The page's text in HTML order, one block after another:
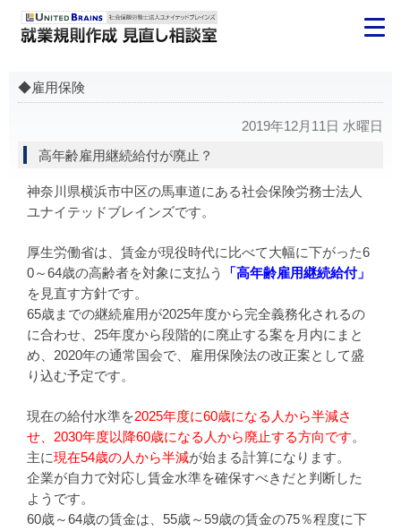
◆雇用保険
2019年12月11日 水曜日
高年齢雇用継続給付が廃止？
神奈川県横浜市中区の馬車道にある社会保険労務士法人
ユナイテッドブレインズです。
厚生労働省は、賃金が現役時代に比べて大幅に下がった6
0～64歳の高齢者を対象に支払う
「高年齢雇用継続給付」
を見直す方針です。
65歳までの継続雇用が2025年度から完全義務化されるの
に合わせ、25年度から段階的に廃止する案を月内にまと
め、2020年の通常国会で、雇用保険法の改正案として盛
り込む予定です。
現在の給付水準を2025年度に60歳になる人から半減さ
せ、2030年度以降60歳になる人から廃止する方向です。
主に現在54歳の人から半減が始まる計算になります。
企業が自力で対応し賃金水準を確保すべきだと判断した
ようです。
60歳～64歳の賃金は、55歳～59歳の賃金の75％程度に下